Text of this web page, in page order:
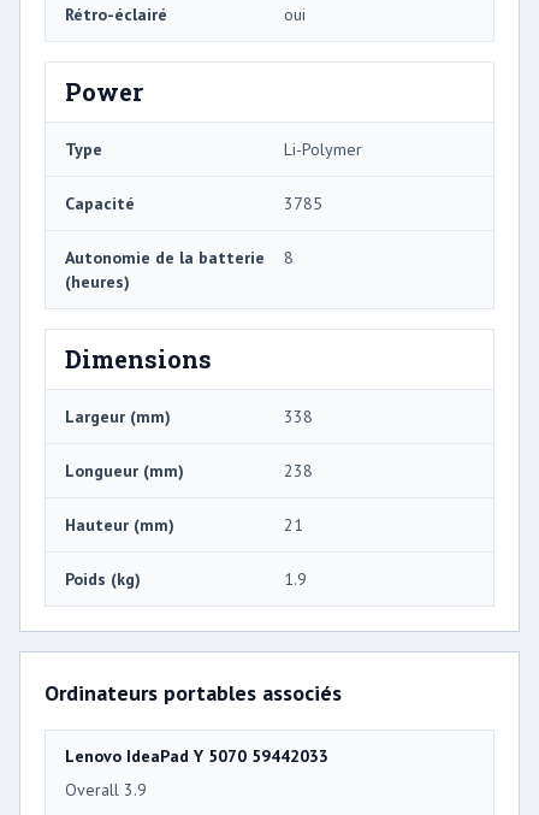
Rétro-éclairé oui
Power
Type Li-Polymer
Capacité 3785
Autonomie de la batterie
(heures)
8
Dimensions
Largeur (mm) 338
Longueur (mm) 238
Hauteur (mm) 21
Poids (kg) 1.9
Ordinateurs portables associés
Lenovo IdeaPad Y 5070 59442033
Overall 3.9